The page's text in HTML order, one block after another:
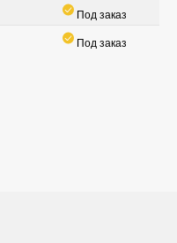
Под заказ
Под заказ